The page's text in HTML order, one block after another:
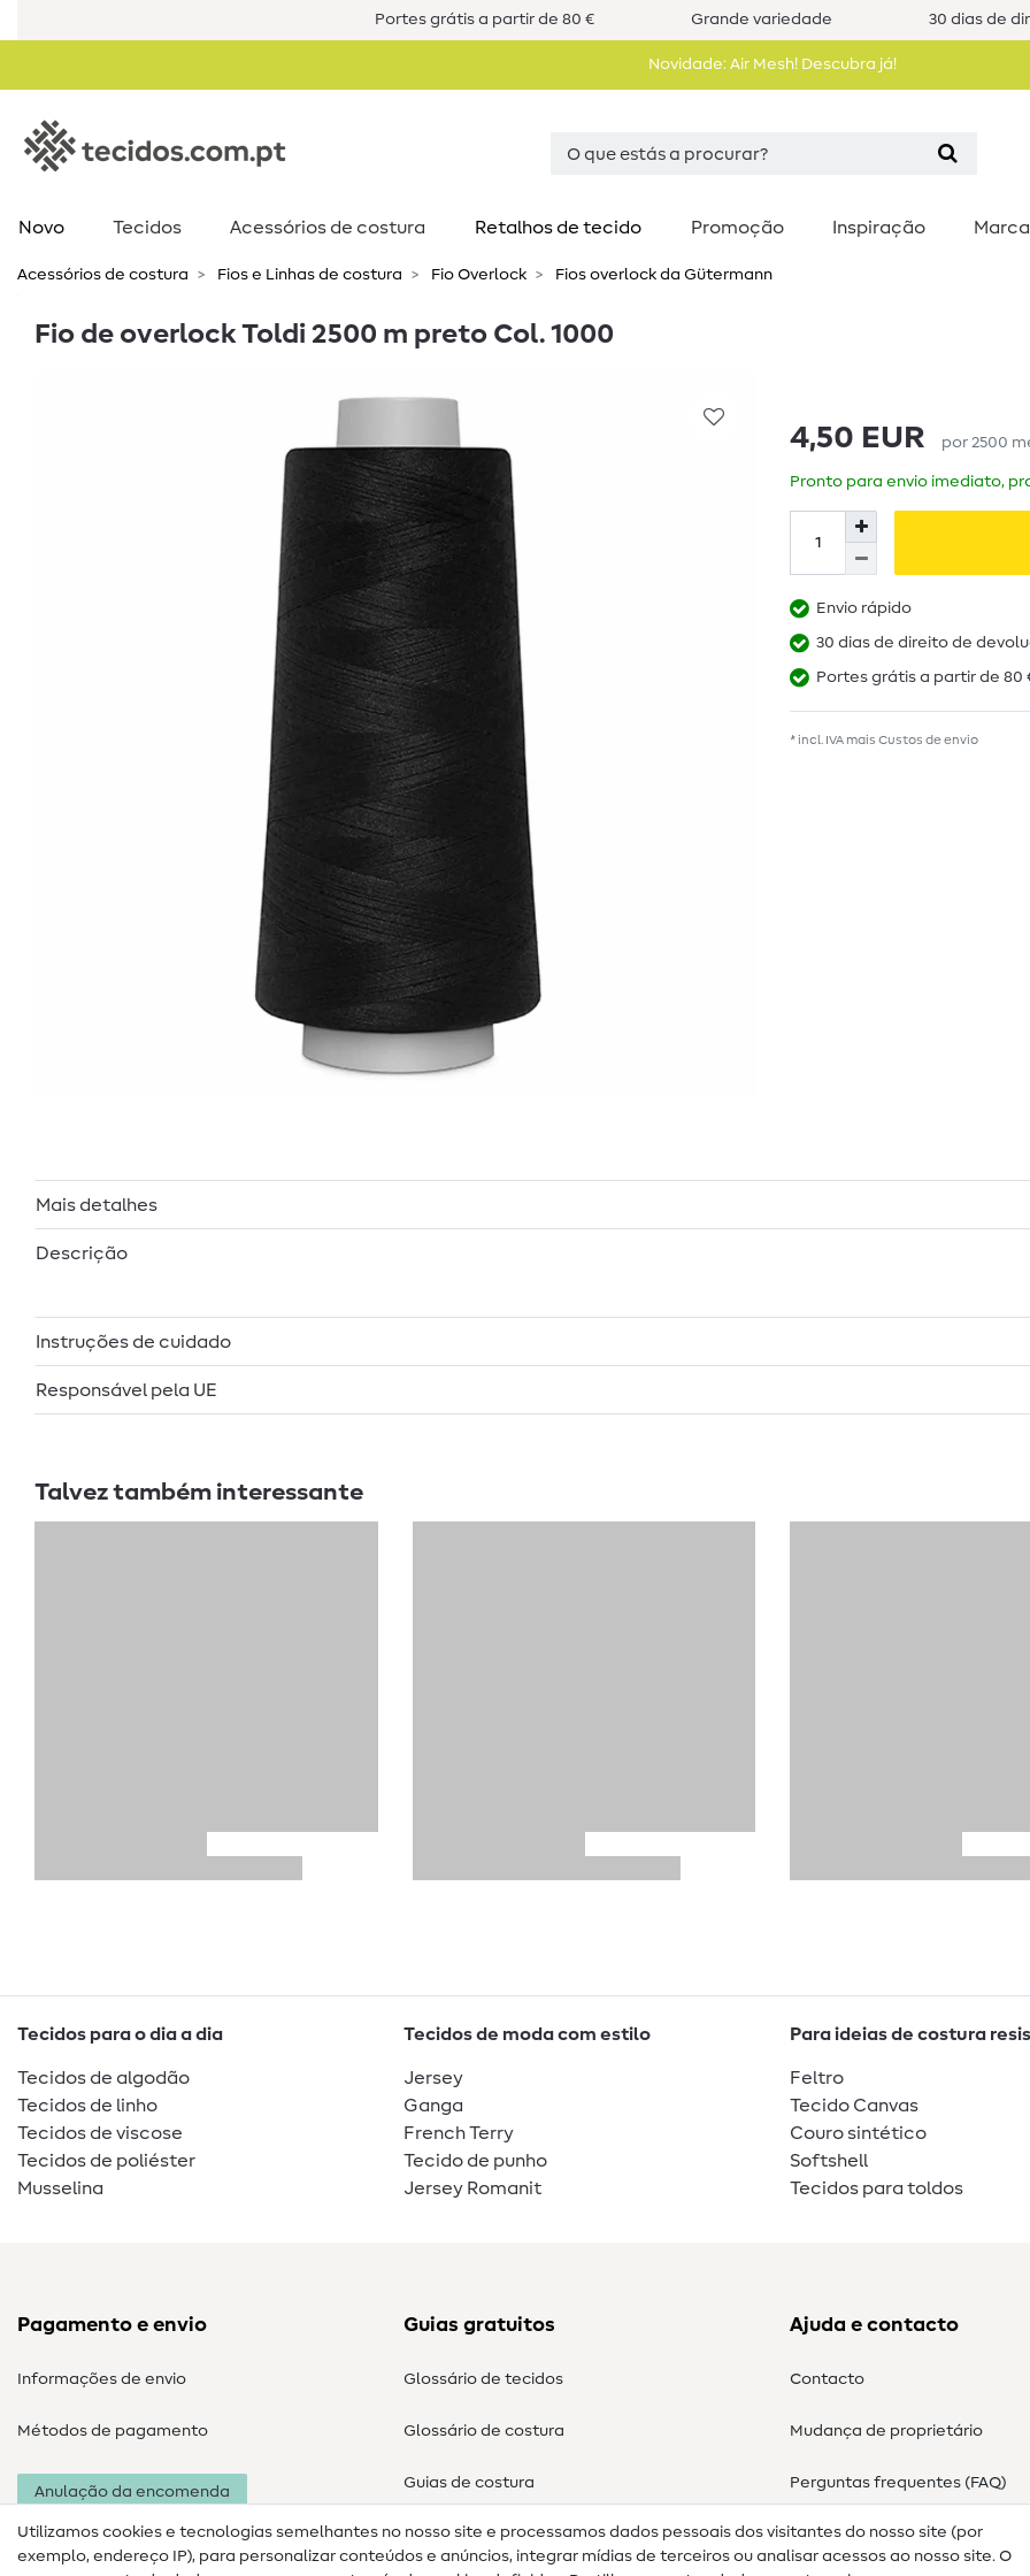
Portes grátis a partir de 80 € Grande variedade 30 dias de
Novidade: Air Mesh! Descubra já!
Novo Tecidos Acessórios de costura​ Retalhos de tecido Promoção Inspiração
Acessórios de costura​ Fios e Linhas de costura Fio Overlock Fios overlock da Gütermann
Fio de overlock Toldi 2500 m preto Col. 1000
4,50 EUR por 2500
Pronto para envio imediato,
Envio rápido
30 dias de direito de
Portes grátis a partir de 80
* incl. IVA mais Custos de envio
Mais detalhes
Descrição
Instruções de cuidado
Responsável pela UE
Talvez também interessante
Tecidos para o dia a dia
Tecidos de algodão
Tecidos de linho
Tecidos de viscose
Tecidos de poliéster
Musselina
Tecidos de moda com estilo
Jersey
Ganga
French Terry
Tecido de punho
Jersey Romanit
Para ideias de costura
Feltro
Tecido Canvas
Couro sintético
Softshell
Tecidos para toldos
Pagamento e envio
Informações de envio
Métodos de pagamento
Anulação da encomenda
Guias gratuitos
Glossário de tecidos
Glossário de costura
Guias de costura
Ajuda e contacto
Contacto
Mudança de proprietário
Perguntas frequentes (FAQ)
Direito de cancelamento
Utilizamos cookies e tecnologias semelhantes no nosso site e processamos dados pessoais dos visitantes do nosso site (por
exemplo, endereço IP), para personalizar conteúdos e anúncios, integrar mídias de terceiros ou analisar acessos ao nosso site. O